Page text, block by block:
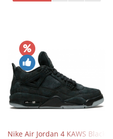
Nike Air Jordan 4 KAWS Black